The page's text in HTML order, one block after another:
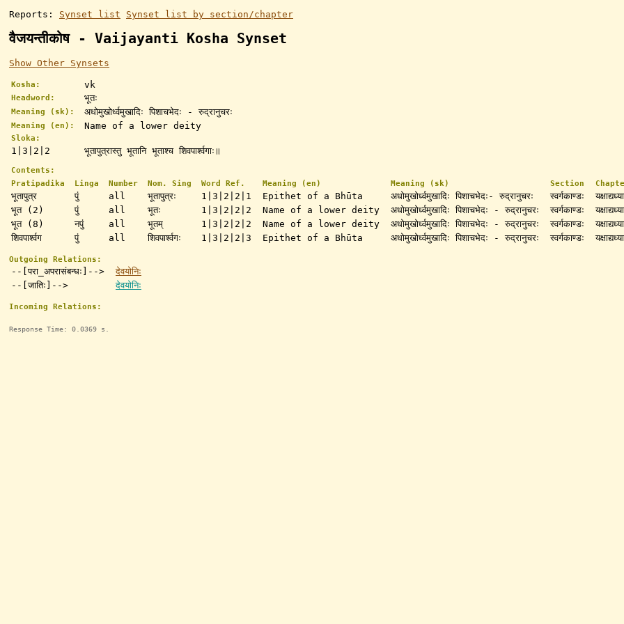
Reports: Synset list Synset list by section/chapter
वैजयन्तीकोष - Vaijayanti Kosha Synset
Show Other Synsets
Kosha: vk
Headword: भूतः
Meaning (sk): अधोमुखोर्ध्वमुखादिः पिशाचभेदः - रुद्रानुचरः
Meaning (en): Name of a lower deity
Sloka:
1|3|2|2 भूतापुत्रास्तु भूतानि भूताश्च शिवपार्श्वगाः॥
Contents:
Pratipadika
Linga Number Nom. Sing Word Ref. Meaning (en) Meaning (sk) Section
भूतापुत्र पुं all भूतापुत्रः 1|3|2|2|1 Epithet of a Bhūta अधोमुखोर्ध्वमुखादिः पिशाचभेदः- रुद्रानुचरः स्वर्गकाण्डः
भूत (2)
पुं all भूतः 1|3|2|2|2 Name of a lower deity अधोमुखोर्ध्वमुखादिः पिशाचभेदः - रुद्रानुचरः स्वर्गकाण्डः
भूत (8)
नपुं all भूतम् 1|3|2|2|2 Name of a lower deity अधोमुखोर्ध्वमुखादिः पिशाचभेदः - रुद्रानुचरः स्वर्गकाण्डः
शिवपार्श्वग
पुं all शिवपार्श्वगः 1|3|2|2|3 Epithet of a Bhūta अधोमुखोर्ध्वमुखादिः पिशाचभेदः - रुद्रानुचरः स्वर्गकाण्डः
Outgoing Relations:
--[परा_अपरासंबन्धः]-->
देवयोनिः
--[जातिः]-->
देवयोनिः
Incoming Relations:
Response Time: 0.0369 s.